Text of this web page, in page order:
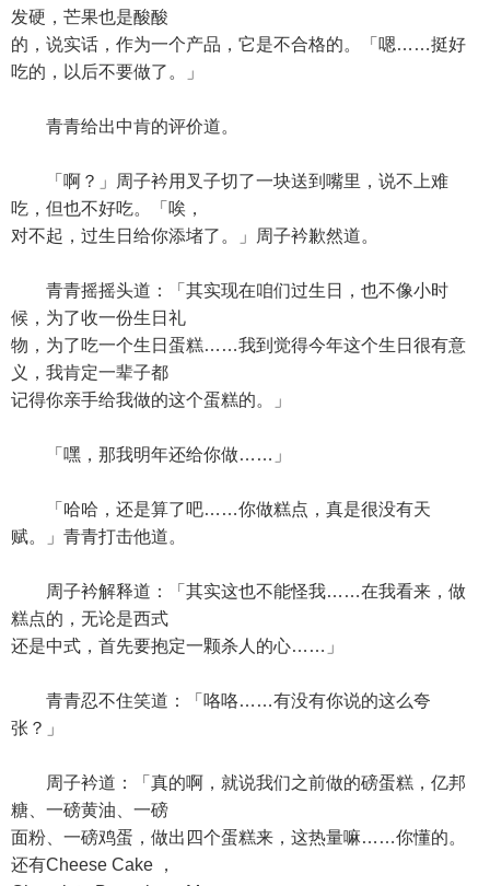
发硬，芒果也是酸酸
的，说实话，作为一个产品，它是不合格的。「嗯……挺好
吃的，以后不要做了。」
青青给出中肯的评价道。
「啊？」周子衿用叉子切了一块送到嘴里，说不上难
吃，但也不好吃。「唉，
对不起，过生日给你添堵了。」周子衿歉然道。
青青摇摇头道：「其实现在咱们过生日，也不像小时
候，为了收一份生日礼
物，为了吃一个生日蛋糕……我到觉得今年这个生日很有意
义，我肯定一辈子都
记得你亲手给我做的这个蛋糕的。」
「嘿，那我明年还给你做……」
「哈哈，还是算了吧……你做糕点，真是很没有天
赋。」青青打击他道。
周子衿解释道：「其实这也不能怪我……在我看来，做
糕点的，无论是西式
还是中式，首先要抱定一颗杀人的心……」
青青忍不住笑道：「咯咯……有没有你说的这么夸
张？」
周子衿道：「真的啊，就说我们之前做的磅蛋糕，亿邦
糖、一磅黄油、一磅
面粉、一磅鸡蛋，做出四个蛋糕来，这热量嘛……你懂的。
还有Cheese Cake ，